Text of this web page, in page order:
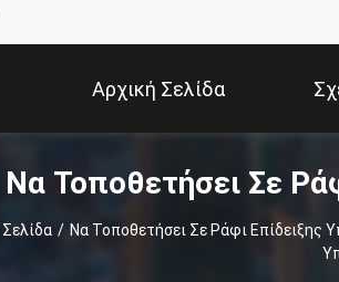
Αρχική Σελίδα
Να Τοποθετήσει Σε
/ Να Τοποθετήσει Σε Ράφι Επίδειξης